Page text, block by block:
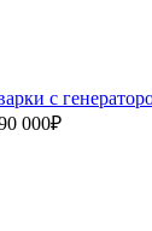
с
000₽